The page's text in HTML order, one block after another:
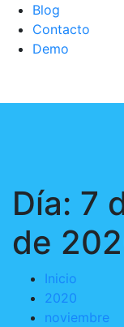
Blog
Contacto
Demo
Día: 7
de
Inicio
2020
noviembre